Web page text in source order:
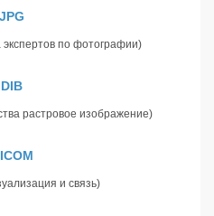
JPG
по фотографии)
DIB
растровое изображение)
и связь)